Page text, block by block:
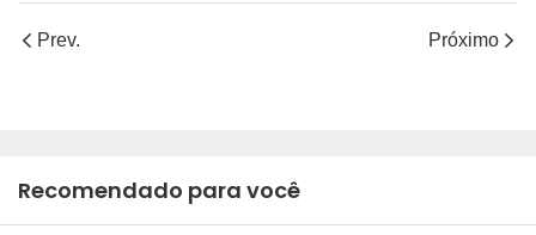
Prev. Próximo
Recomendado para você